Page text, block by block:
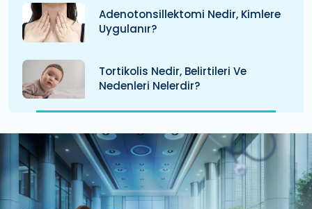
Adenotonsillektomi Nedir, Kimlere
Uygulanır?
Tortikolis Nedir, Belirtileri Ve
Nedenleri Nelerdir?